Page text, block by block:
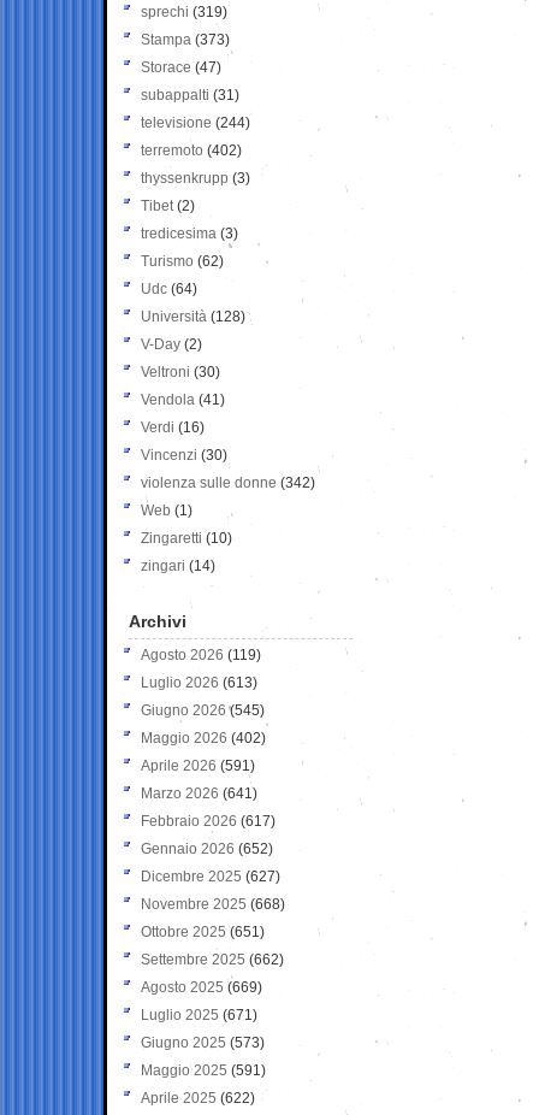
sprechi (319)
Stampa (373)
Storace (47)
subappalti (31)
televisione(244)
terremoto (402)
thyssenkrupp (3)
Tibet(2)
tredicesima (3)
Turismo (62)
Udc (64)
Università (128)
V-Day (2)
Veltroni (30)
Vendola (41)
Verdi (16)
Vincenzi (30)
violenza sulle donne (342)
Web (1)
Zingaretti (10)
zingari (14)
Archivi
Agosto 2026 (119)
Luglio 2026 (613)
Giugno 2026 (545)
Maggio 2026 (402)
Aprile 2026 (591)
Marzo 2026 (641)
Febbraio 2026 (617)
Gennaio 2026 (652)
Dicembre 2025 (627)
Novembre 2025 (668)
Ottobre 2025 (651)
Settembre 2025 (662)
Agosto 2025 (669)
Luglio 2025 (671)
Giugno 2025 (573)
Maggio 2025 (591)
Aprile 2025 (622)